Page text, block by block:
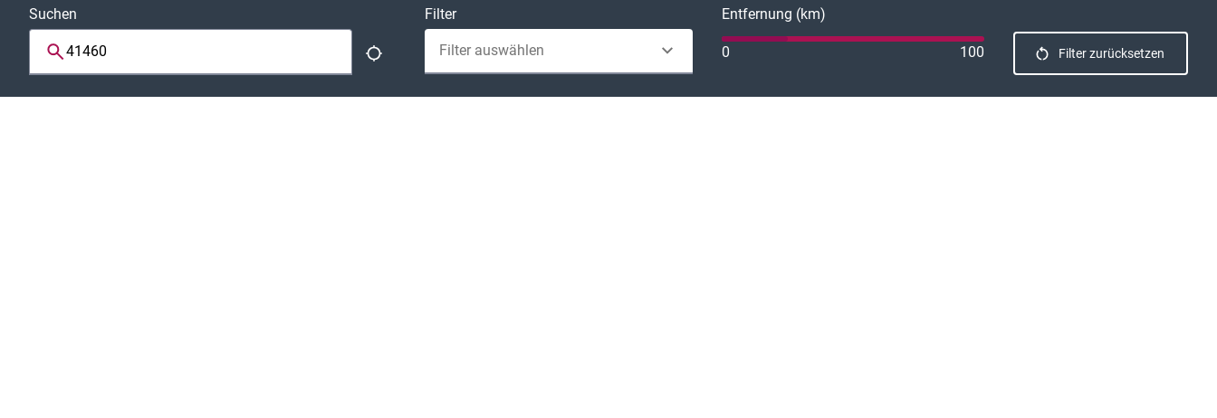
Suchen Filter
Filter auswählen
Entfernung (km)
0 100 Filter zurücksetzen